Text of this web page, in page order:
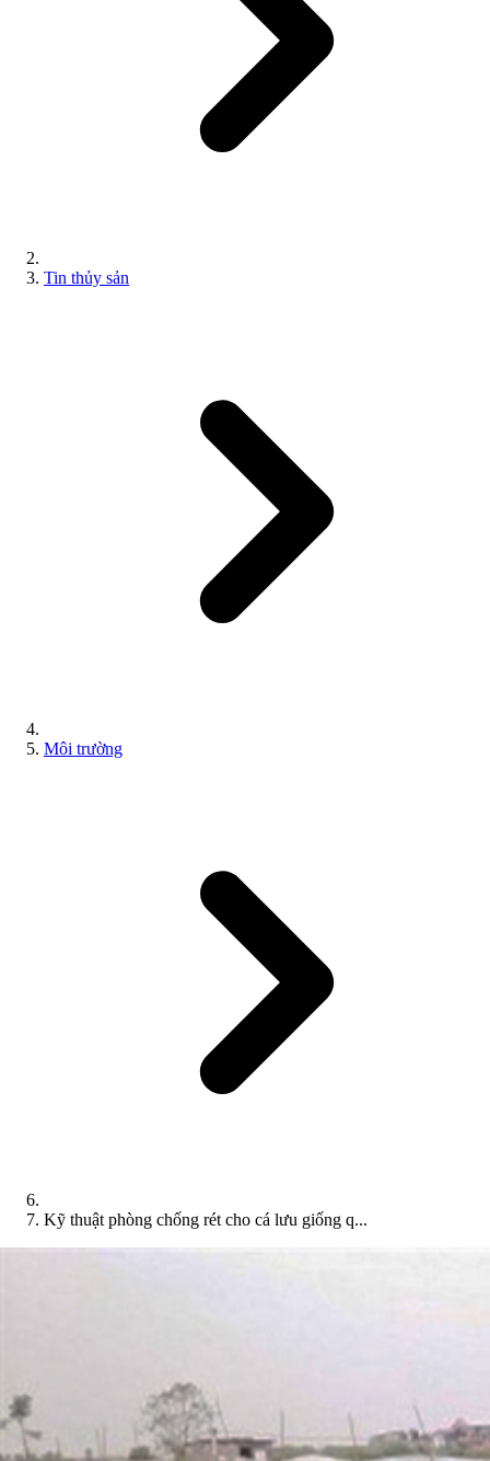
Tin thủy sản
Môi trường
Kỹ thuật phòng chống rét cho cá lưu giống q...